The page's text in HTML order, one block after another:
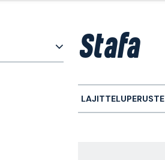
Stafa
LAJITTELUPERUSTE